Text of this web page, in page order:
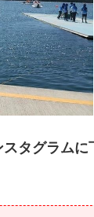
タグラム